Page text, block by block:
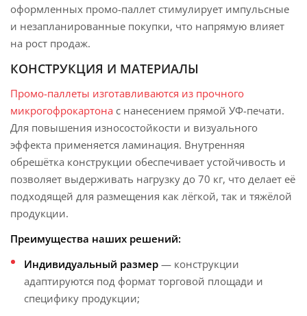
оформленных промо-паллет стимулирует импульсные
и незапланированные покупки, что напрямую влияет
на рост продаж.
КОНСТРУКЦИЯ И МАТЕРИАЛЫ
Промо-паллеты изготавливаются из прочного
микрогофрокартона с нанесением прямой УФ-печати.
Для повышения износостойкости и визуального
эффекта применяется ламинация. Внутренняя
обрешётка конструкции обеспечивает устойчивость и
позволяет выдерживать нагрузку до 70 кг, что делает её
подходящей для размещения как лёгкой, так и тяжёлой
продукции.
Преимущества наших решений:
Индивидуальный размер — конструкции
адаптируются под формат торговой площади и
специфику продукции;